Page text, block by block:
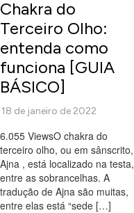
Chakra do
Terceiro Olho:
entenda como
funciona [GUIA
BÁSICO]
6.055 ViewsO chakra do
terceiro olho, ou em sânscrito,
Ajna , está localizado na testa,
entre as sobrancelhas. A
tradução de Ajna são muitas,
entre elas está “sede […]